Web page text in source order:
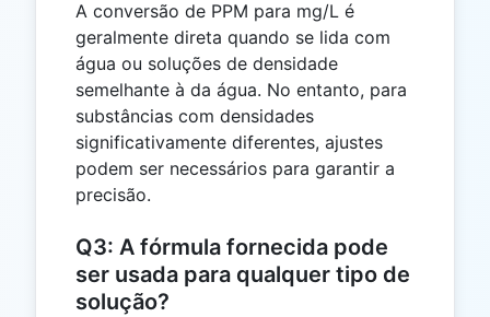
A conversão de PPM para mg/L é
geralmente direta quando se lida com
água ou soluções de densidade
semelhante à da água. No entanto, para
substâncias com densidades
significativamente diferentes, ajustes
podem ser necessários para garantir a
precisão.
Q3: A fórmula fornecida pode
ser usada para qualquer tipo de
solução?